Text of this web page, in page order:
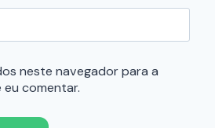
neste navegador para a
comentar.